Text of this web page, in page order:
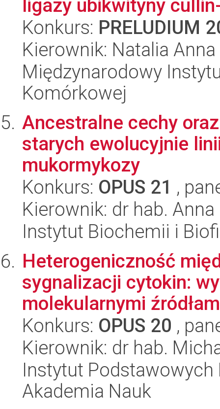
ligazy ubikwityny
Konkurs: PRELUDIUM
Kierownik: Natalia
Międzynarodowy
Komórkowej
Ancestralne cechy
starych ewolucyjnie
mukormykozy
Konkurs: OPUS 21 ,
Kierownik: dr hab.
Instytut Biochemii i
Heterogeniczność
sygnalizacji cytokin:
molekularnymi
Konkurs: OPUS 20 ,
Kierownik: dr hab.
Instytut
Akademia Nauk